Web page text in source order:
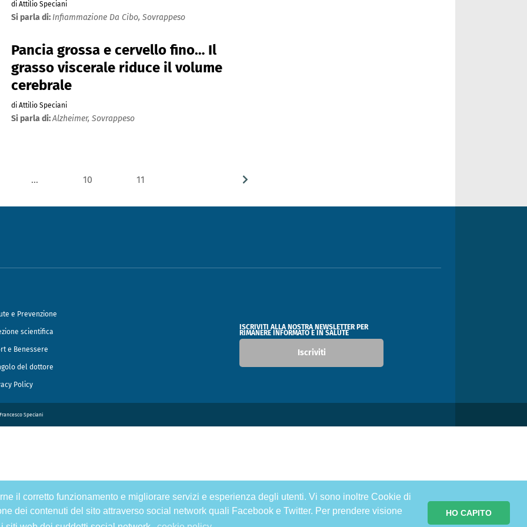
il corretto funzionamento e migliorare servizi e esperienza degli utenti. Vi sono inoltre Cookie di
dei contenuti del sito attraverso social network quali Facebook e Twitter. Per prendere visione
HO CAPITO
di Attilio Speciani
Si parla di: Infiammazione Da Cibo, Sovrappeso
Pancia grossa e cervello fino… Il
grasso viscerale riduce il volume
cerebrale
di Attilio Speciani
Si parla di:Alzheimer, Sovrappeso
… 10 11
e Prevenzione
scientifica
e Benessere
del dottore
Policy
ISCRIVITI ALLA NOSTRA NEWSLETTER PER
RIMANERE INFORMATO E IN SALUTE
Iscriviti
Speciani